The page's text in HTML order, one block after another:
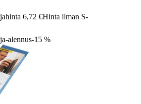
6,72 €Hinta ilman S-
alennus-15 %